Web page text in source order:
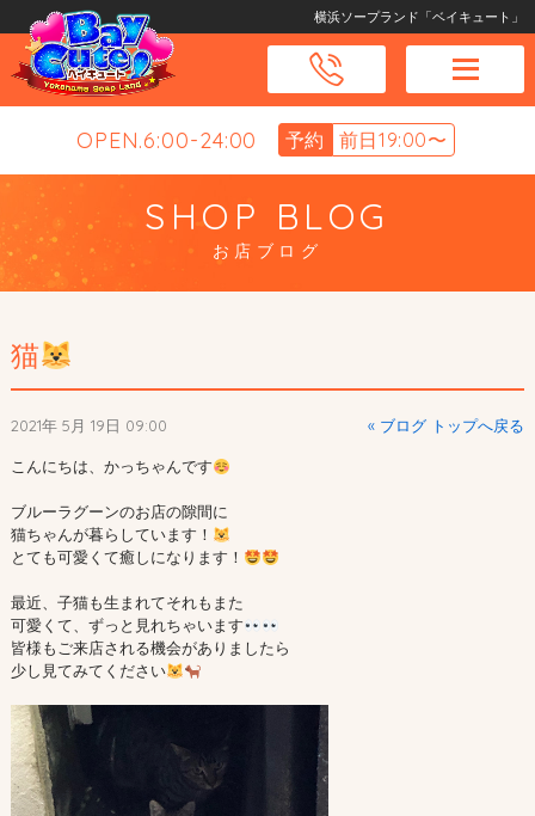
横浜ソープランド「ベイキュート」
OPEN.6:00-24:00 予約 前日19:00〜
SHOP BLOG
お店ブログ
猫
2021年 5月 19日 09:00 « ブログ トップへ戻る
こんにちは、かっちゃんです
ブルーラグーンのお店の隙間に
猫ちゃんが暮らしています！
とても可愛くて癒しになります！
最近、子猫も生まれてそれもまた
可愛くて、ずっと見れちゃいます
皆様もご来店される機会がありましたら
少し見てみてください